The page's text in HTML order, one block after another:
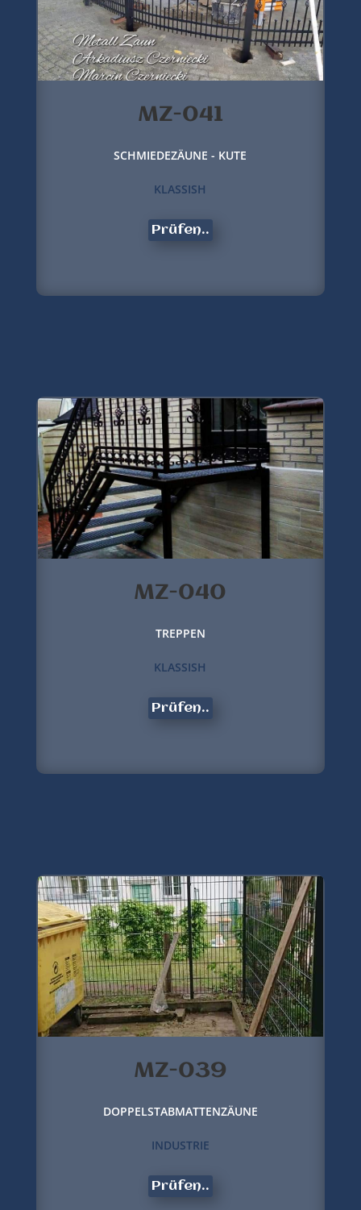
MZ-041
SCHMIEDEZÄUNE - KUTE
KLASSISH
Prüfen..
MZ-040
TREPPEN
KLASSISH
Prüfen..
MZ-039
DOPPELSTABMATTENZÄUNE
INDUSTRIE
Prüfen..